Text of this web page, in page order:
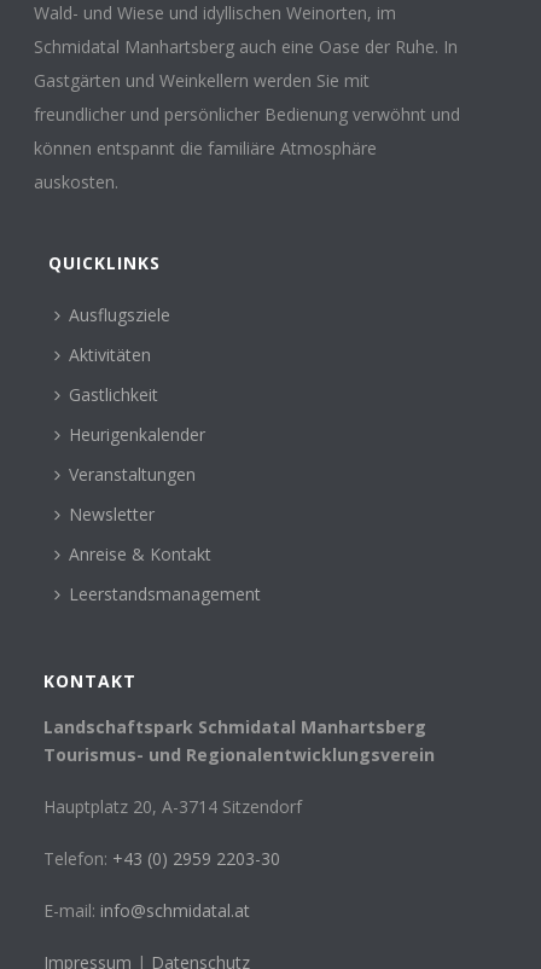
Wald- und Wiese und idyllischen Weinorten, im
Schmidatal Manhartsberg auch eine Oase der Ruhe. In
Gastgärten und Weinkellern werden Sie mit
freundlicher und persönlicher Bedienung verwöhnt und
können entspannt die familiäre Atmosphäre
auskosten.
QUICKLINKS
Ausflugsziele
Aktivitäten
Gastlichkeit
Heurigenkalender
Veranstaltungen
Newsletter
Anreise & Kontakt
Leerstandsmanagement
KONTAKT
Landschaftspark Schmidatal Manhartsberg
Tourismus- und Regionalentwicklungsverein
Hauptplatz 20, A-3714 Sitzendorf
Telefon: +43 (0) 2959 2203-30
E-mail: info@schmidatal.at
Impressum | Datenschutz